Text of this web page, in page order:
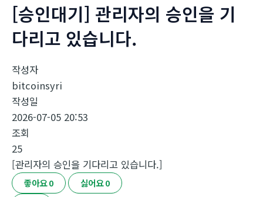
[승인대기] 관리자의 승인을 기
다리고 있습니다.
작성자
bitcoinsyri
작성일
2026-07-05 20:53
조회
25
[관리자의 승인을 기다리고 있습니다.]
좋아요0 싫어요0